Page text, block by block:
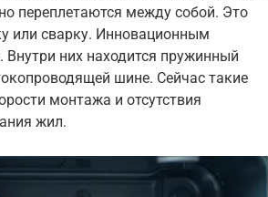
переплетаются между собой. Это
или сварку. Инновационным
них находится пружинный
шине. Сейчас такие
монтажа и отсутствия
жил.